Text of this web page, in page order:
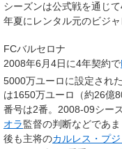
シーズンは公式戦を通じ
年夏にレンタル元のビジ
FCバルセロナ
2008年6月4日に4年契約で
5000万ユーロに設定された
は1650万ユーロ（約26億
番号は2番。2008-09シー
オラ監督の判断などであ
後も主将のカルレス・プ